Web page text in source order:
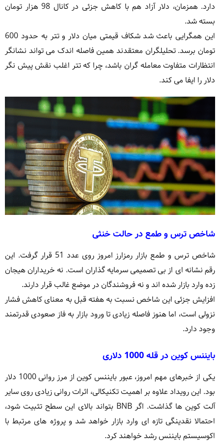
دارد. همزمان، دلار آزاد هم با کاهش جزئی در کانال 98 هزار تومان
بسته شد.
این همگرایی باعث شد شکاف قیمتی میان دلار و تتر به حدود 600
تومان برسد. تحلیلگران معتقدند همین فاصله اندک می تواند نشانگر
انتظارات متفاوت معامله گران باشد، چرا که تتر اغلب نقش پیش نگر
دلار را ایفا می کند.
شاخص ترس و طمع در حالت خنثی
شاخص ترس و طمع بازار رمزارز امروز روی عدد 51 قرار گرفت. این
رقم نشانه ای از بی تصمیمی سرمایه گذاران است. نه خریداران هیجان
زده وارد بازار شده اند و نه فروشندگان در موضع غالب قرار دارند.
افزایش جزئی این شاخص نسبت به هفته قبل به معنای کاهش فشار
نزولی است، اما هنوز فاصله زیادی تا ورود بازار به فاز صعودی قدرتمند
وجود دارد.
بایننس کوین در قله 1000 دلاری
یکی از خبرهای مهم امروز، عبور بایننس کوین از مرز روانی 1000 دلار
بود. این رویداد علاوه بر اهمیت تکنیکالی، اثرات روانی زیادی روی سایر
آلت کوین ها گذاشت. اگر BNB بتواند بالای این سطح تثبیت شود،
احتمالا نقدینگی تازه ای وارد بازار خواهد شد و پروژه های مرتبط با
اکوسیستم بایننس رشد خواهند کرد.